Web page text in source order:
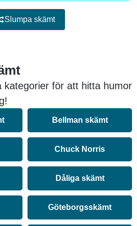
Slumpa skämt
kategorier för att hitta humor
Bellman skämt
Chuck Norris
Dåliga skämt
Göteborgsskämt